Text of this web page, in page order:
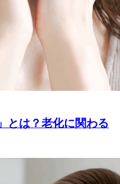
とは？老化に関わる